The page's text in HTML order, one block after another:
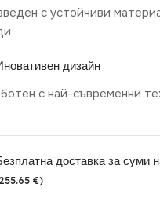
с устойчиви
дизайн
с най-съвременни
доставка за суми
€)